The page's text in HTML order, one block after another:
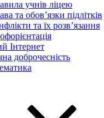
учнів ліцею
та обов’язки підлітків
та їх розв’язання
Інтернет
доброчесність